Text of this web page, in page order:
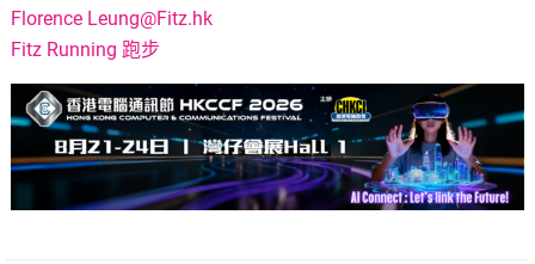
Florence Leung@Fitz.hk
Fitz Running 跑步